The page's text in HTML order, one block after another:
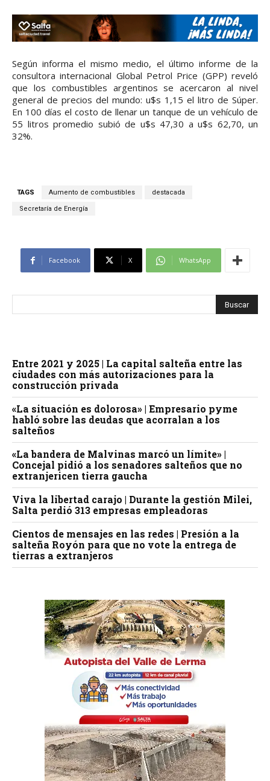
Según informa el mismo medio, el último informe de la
consultora internacional Global Petrol Price (GPP) reveló
que los combustibles argentinos se acercaron al nivel
general de precios del mundo: u$s 1,15 el litro de Súper.
En 100 días el costo de llenar un tanque de un vehículo de
55 litros promedio subió de u$s 47,30 a u$s 62,70, un
32%.
TAGS Aumento de combustibles destacada
Secretaría de Energía
Facebook X WhatsApp
Entre 2021 y 2025 | La capital salteña entre las
ciudades con más autorizaciones para la
construcción privada
«La situación es dolorosa» | Empresario pyme
habló sobre las deudas que acorralan a los
salteños
«La bandera de Malvinas marcó un límite» |
Concejal pidió a los senadores salteños que no
extranjericen tierra gaucha
Viva la libertad carajo | Durante la gestión Milei,
Salta perdió 313 empresas empleadoras
Cientos de mensajes en las redes | Presión a la
salteña Royón para que no vote la entrega de
tierras a extranjeros